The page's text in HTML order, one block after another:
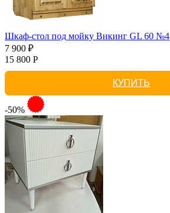
Шкаф-стол под мойку Викинг GL 60 №4
7 900 ₽
15 800 Р
КУПИТЬ
-50%